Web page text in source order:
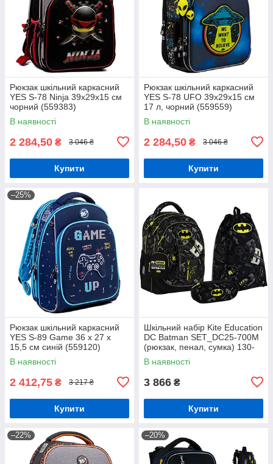
Рюкзак шкільний каркасний
YES S-78 Ninja 39х29х15 см
чорний (559383)
В наявності
2 284,50 ₴ 3 046 ₴
Купити
Рюкзак шкільний каркасний
YES S-78 UFO 39х29х15 см
17 л, чорний (559559)
В наявності
2 284,50 ₴ 3 046 ₴
Купити
–25%
Рюкзак шкільний каркасний
YES S-89 Game 36 x 27 x
15,5 см синій (559120)
В наявності
2 412,75 ₴ 3 217 ₴
Купити
Шкільний набір Kite Education
DC Batman SET_DC25-700M
(рюкзак, пенал, сумка) 130-
145 см
В наявності
3 866 ₴
Купити
–22% –20%